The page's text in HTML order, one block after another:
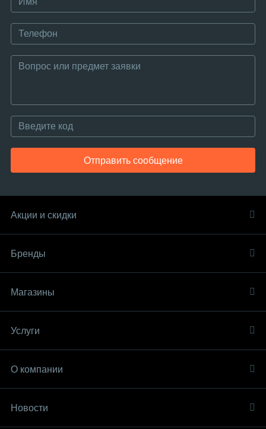
Отправить сообщение
Акции и скидки
Бренды
Магазины
Услуги
О компании
Новости